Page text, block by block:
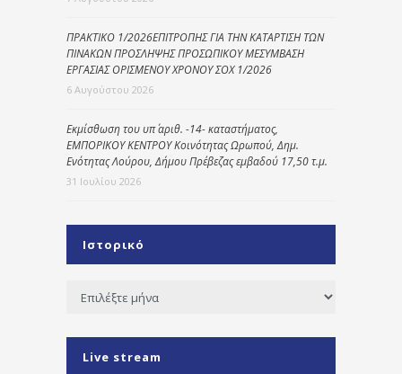
ΠΡΑΚΤΙΚΟ 1/2026ΕΠΙΤΡΟΠΗΣ ΓΙΑ ΤΗΝ ΚΑΤΑΡΤΙΣΗ ΤΩΝ
ΠΙΝΑΚΩΝ ΠΡΟΣΛΗΨΗΣ ΠΡΟΣΩΠΙΚΟΥ ΜΕΣΥΜΒΑΣΗ
ΕΡΓΑΣΙΑΣ ΟΡΙΣΜΕΝΟΥ ΧΡΟΝΟΥ ΣΟΧ 1/2026
6 Αυγούστου 2026
Εκμίσθωση του υπ΄ αριθ. -14- καταστήματος,
ΕΜΠΟΡΙΚΟΥ ΚΕΝΤΡΟΥ Κοινότητας Ωρωπού, Δημ.
Ενότητας Λούρου, Δήμου Πρέβεζας εμβαδού 17,50 τ.μ.
31 Ιουλίου 2026
Ιστορικό
Ιστορικό
Live stream